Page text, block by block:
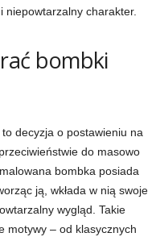
charakter.
bombki
to decyzja o postawieniu na
do masowo
bombka posiada
ją, wkłada w nią swoje
wygląd. Takie
motywy – od klasycznych